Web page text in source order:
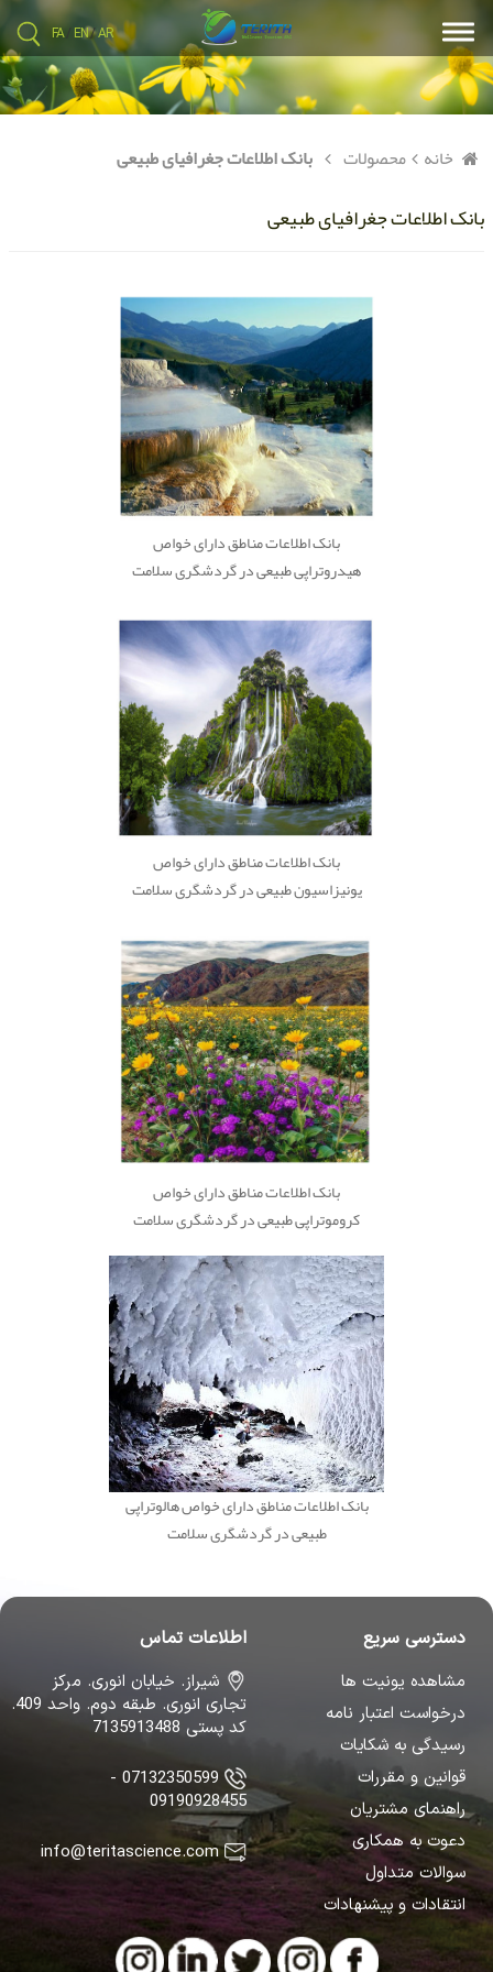
FA/ EN/AR
خانه محصولات بانک اطلاعات جغرافیای طبیعی
بانک اطلاعات جغرافیای طبیعی
بانک اطلاعات مناطق دارای خواص
هیدروتراپی طبیعی در گردشگری سلامت
بانک اطلاعات مناطق دارای خواص
یونیزاسیون طبیعی در گردشگری سلامت
بانک اطلاعات مناطق دارای خواص
کروموتراپی طبیعی در گردشگری سلامت
بانک اطلاعات مناطق دارای خواص هالوتراپی
طبیعی در گردشگری سلامت
دسترسی سریع
مشاهده یونیت ها
درخواست اعتبار نامه
رسیدگی به شکایات
قوانین و مقررات
راهنمای مشتریان
دعوت به همکاری
سوالات متداول
انتقادات و پیشنهادات
اطلاعات تماس
شیراز. خیابان انوری. مرکز
تجاری انوری. طبقه دوم. واحد 409.
کد پستی 7135913488
07132350599 -
09190928455
info@teritascience.com